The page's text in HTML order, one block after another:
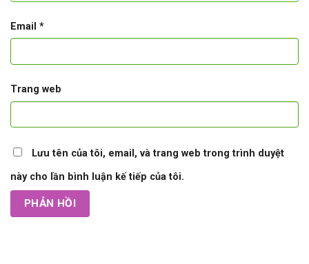
Email *
Trang web
Lưu tên của tôi, email, và trang web trong trình duyệt
này cho lần bình luận kế tiếp của tôi.